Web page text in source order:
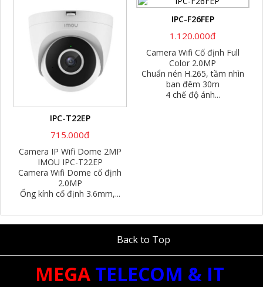
IPC-T22EP
715.000đ
Camera IP Wifi Dome 2MP
IMOU IPC-T22EP
Camera Wifi Dome cố định
2.0MP
Ống kính cố định 3.6mm,...
IPC-F26FEP
1.120.000đ
Camera Wifi Cố định Full
Color 2.0MP
Chuẩn nén H.265, tầm nhìn
ban đêm 30m
4 chế độ ánh...
Back to Top
MEGA TELECOM & IT